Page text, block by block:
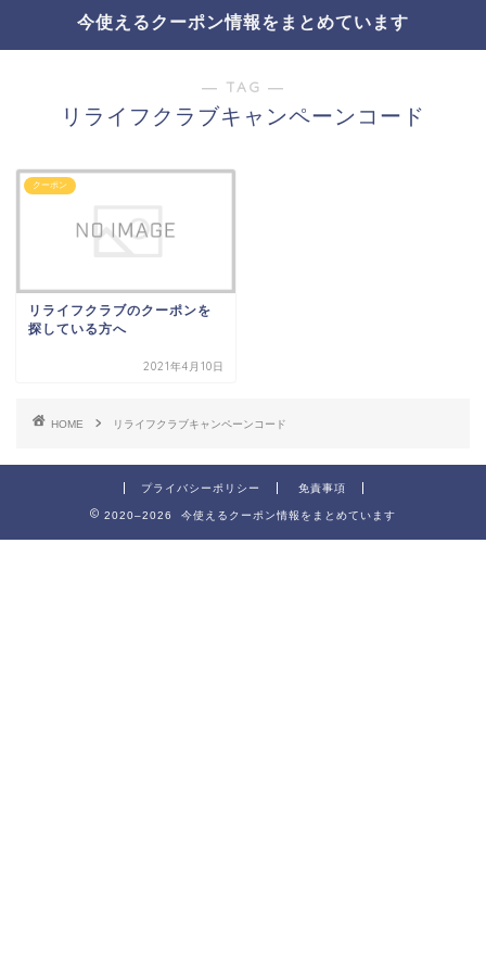
今使えるクーポン情報をまとめています
― TAG ―
リライフクラブキャンペーンコード
クーポン
リライフクラブのクーポンを
探している方へ
2021年4月10日
HOME リライフクラブキャンペーンコード
プライバシーポリシー 免責事項
2020–2026 今使えるクーポン情報をまとめています